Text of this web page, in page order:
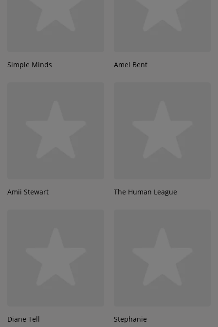
Simple Minds Amel Bent
Amii Stewart The Human League
Diane Tell Stephanie